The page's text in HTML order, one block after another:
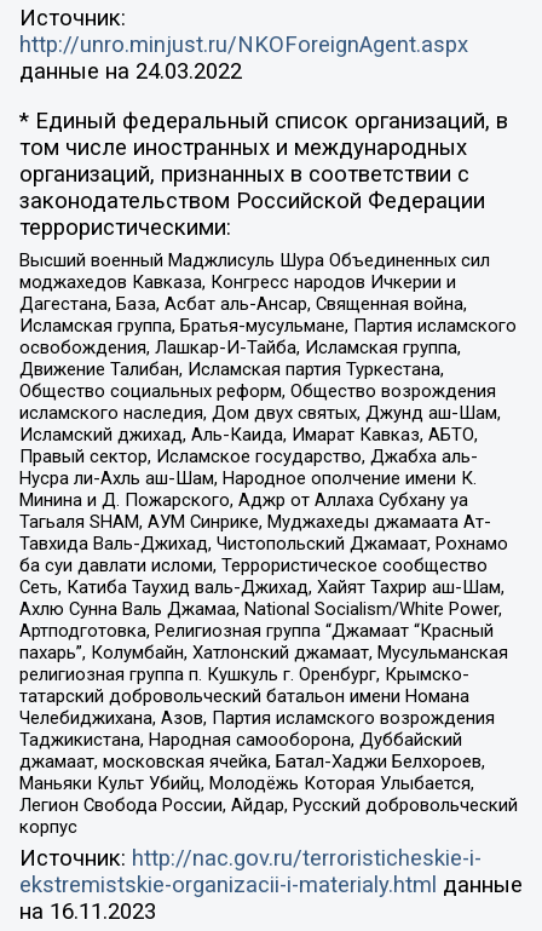
Источник:
http://unro.minjust.ru/NKOForeignAgent.aspx
данные на 24.03.2022
* Единый федеральный список организаций, в
том числе иностранных и международных
организаций, признанных в соответствии с
законодательством Российской Федерации
террористическими:
Высший военный Маджлисуль Шура Объединенных сил
моджахедов Кавказа, Конгресс народов Ичкерии и
Дагестана, База, Асбат аль-Ансар, Священная война,
Исламская группа, Братья-мусульмане, Партия исламского
освобождения, Лашкар-И-Тайба, Исламская группа,
Движение Талибан, Исламская партия Туркестана,
Общество социальных реформ, Общество возрождения
исламского наследия, Дом двух святых, Джунд аш-Шам,
Исламский джихад, Аль-Каида, Имарат Кавказ, АБТО,
Правый сектор, Исламское государство, Джабха аль-
Нусра ли-Ахль аш-Шам, Народное ополчение имени К.
Минина и Д. Пожарского, Аджр от Аллаха Субхану уа
Тагьаля SHAM, АУМ Синрике, Муджахеды джамаата Ат-
Тавхида Валь-Джихад, Чистопольский Джамаат, Рохнамо
ба суи давлати исломи, Террористическое сообщество
Сеть, Катиба Таухид валь-Джихад, Хайят Тахрир аш-Шам,
Ахлю Сунна Валь Джамаа, National Socialism/White Power,
Артподготовка, Религиозная группа “Джамаат “Красный
пахарь”, Колумбайн, Хатлонский джамаат, Мусульманская
религиозная группа п. Кушкуль г. Оренбург, Крымско-
татарский добровольческий батальон имени Номана
Челебиджихана, Азов, Партия исламского возрождения
Таджикистана, Народная самооборона, Дуббайский
джамаат, московская ячейка, Батал-Хаджи Белхороев,
Маньяки Культ Убийц, Молодёжь Которая Улыбается,
Легион Свобода России, Айдар, Русский добровольческий
корпус
Источник: http://nac.gov.ru/terroristicheskie-i-
ekstremistskie-organizacii-i-materialy.html данные
на 16.11.2023